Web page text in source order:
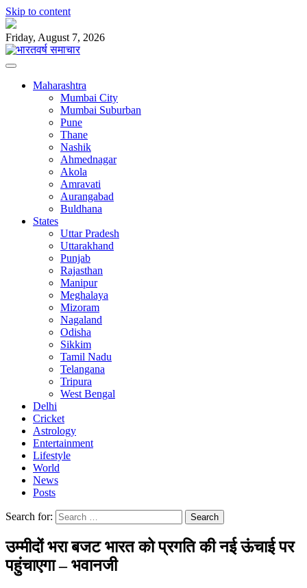
Skip to content
Friday, August 7, 2026
Maharashtra
Mumbai City
Mumbai Suburban
Pune
Thane
Nashik
Ahmednagar
Akola
Amravati
Aurangabad
Buldhana
States
Uttar Pradesh
Uttarakhand
Punjab
Rajasthan
Manipur
Meghalaya
Mizoram
Nagaland
Odisha
Sikkim
Tamil Nadu
Telangana
Tripura
West Bengal
Delhi
Cricket
Astrology
Entertainment
Lifestyle
World
News
Posts
Search for:
उम्मीदों भरा बजट भारत को प्रगति की नई ऊंचाई पर
पहुंचाएगा – भवानजी